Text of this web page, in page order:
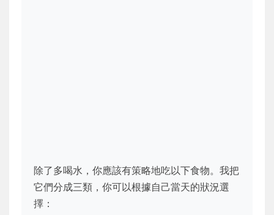
除了多喝水，你應該有策略地吃以下食物。我把
它們分成三類，你可以根據自己當天的狀況選
擇：